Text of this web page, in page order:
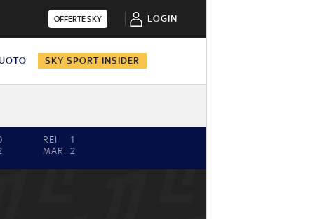
OFFERTE SKY LOGIN
SKY SPORT INSIDER
REI
1
MAR
2